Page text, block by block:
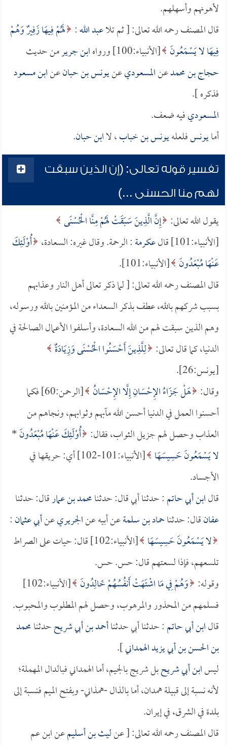
لأهونهم وأسهلهم.
قال المصنف رحمه الله تعالى: [ ثم تلاعبد الله: لَهُمْ فِيهَا زَفِيرٌ وَهُمْ
فِيهَا لا يَسْمَعُونَ [الأنبياء:100] ورواه ابن جريرمن حديث
حجاج بن محمدعنالمسعوديعنيونس بن حبانعنابن مسعود
فذكره ].
المسعوديفيه ضعف.
أمايونسفلعلهيونس بن خباب، لاابن حبان.
تفسير قوله تعالى: (إن الذين سبقت
لهم منا الحسنى ...)
يقول الله تعالى: إِنَّ الَّذِينَ سَبَقَتْ لَهُمْ مِنَّا الْحُسْنَى
[الأنبياء:101] قال
عكرمة: الرحمة. وقال غيره: السعادة، أُوْلَئِكَ
عَنْهَا مُبْعَدُونَ [الأنبياء:101].
قال المصنف رحمه الله تعالى: [ لما ذكر تعالى أهل النار وعذابهم
بسبب شركهم بالله، عطف بذكر السعداء من المؤمنين بالله ورسوله،
وهم الذين سبقت لهم من الله السعادة، وأسلفوا الأعمال الصالحة في
الدنيا، كما قال تعالى: لِلَّذِينَ أَحْسَنُوا الْحُسْنَى وَزِيَادَةٌ
[يونس:26].
وقال: هَلْ جَزَاءُ الإِحْسَانِ إِلَّا الإِحْسَانُ
[الرحمن:60] فكما
أحسنوا العمل في الدنيا أحسن الله مآبهم وثوابهم، ونجاهم من
العذاب وحصل لهم جزيل الثواب، فقال: أُوْلَئِكَ عَنْهَا مُبْعَدُونَ*
لا يَسْمَعُونَ حَسِيسَهَا
[الأنبياء:101-102] أي: حريقها في
الأجساد.
قالابن أبي حاتم: حدثنا أبي قال: حدثنامحمد بن عمارقال: حدثنا
عفانقال: حدثناحماد بن سلمةعن أبيه عنالجريريعنأبي عثمان:
لا يَسْمَعُونَ حَسِيسَهَا
[الأنبياء:102] قال: حيات على الصراط
تلسعهم، فإذا لسعتهم قال: حس. حس.
وقوله: وَهُمْ فِي مَا اشْتَهَتْ أَنفُسُهُمْ خَالِدُونَ
[الأنبياء:102]
فسلمهم من المحذور والمرهوب، وحصل لهم المطلوب والمحبوب.
قالابن أبي حاتم: حدثنا أبي حدثناأحمد بن أبي شريححدثنامحمد
بن الحسن بن أبي يزيد الهمداني].
ليسابن أبي شريحبل شريج بالجيم، أما الهمداني فبالدال المهملة؛
لأنه نسبة إلى قبيلة همدان، أما بالذال -همذاني- وبفتح الميم فنسبة إلى
بلدة في الشرق، في إيران.
قال المصنف رحمه الله تعالى: [ عنليث بن أسليمعن ابن عم